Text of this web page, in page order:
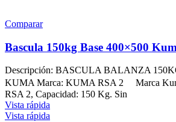
Comparar
Bascula 150kg Base 400×500
Descripción: BASCULA BALANZA
KUMA Marca: KUMA RSA 2 Marca
RSA 2, Capacidad: 150 Kg. Sin
Vista rápida
Vista rápida